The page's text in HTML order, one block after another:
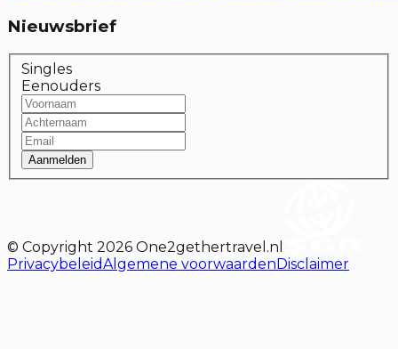
Nieuwsbrief
Singles
Eenouders
Aanmelden
© Copyright 2026 One2gethertravel.nl
PrivacybeleidAlgemene voorwaardenDisclaimer